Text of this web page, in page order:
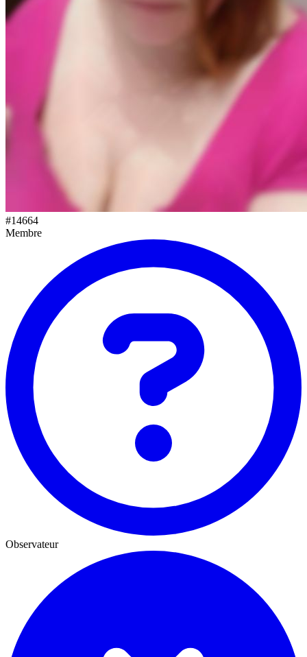
#14664
Membre
Observateur